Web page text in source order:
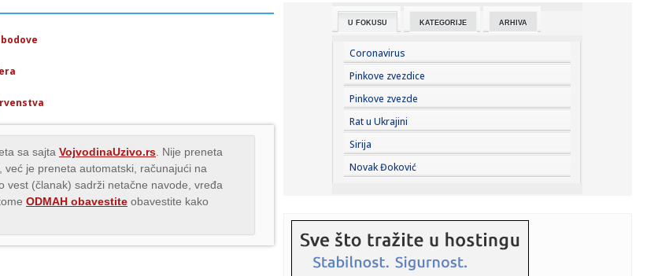
sa sajta VojvodinaUzivo.rs . Nije preneta
je preneta automatski, računajući na
vest (članak) sadrži netačne navode, vređa
ODMAH obavestite obavestite kako
23:44: "Mesi bi bio Pikaso" VIDEO
23:41:Marinović nakon pobjede: Zaslužili smo još koji gol, ali
svaka...
23:41:Može li ljetna avantura ipak nekako prerasti u ozbiljnu
vezu?
23:38:Partizan demolirao Tobol, Ilić konačno zadovoljan: Na
momente j...
23:35: Otkriveni detalji pucnjave na američki konzulat; Iza svega
stoji...
U FOKUSU KATEGORIJE ARHIVA
Coronavirus
Pinkove zvezdice
Pinkove zvezde
Rat u Ukrajini
Sirija
Novak Đoković